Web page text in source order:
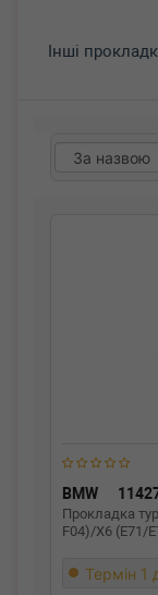
Інші
BMW
Прокладка
F04)/X6 (E71/
Термін 1